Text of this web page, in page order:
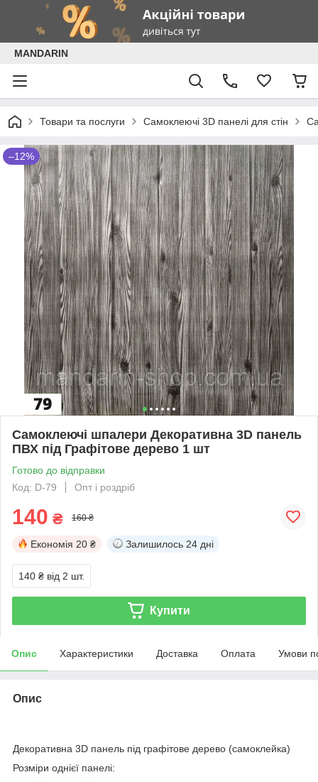
MANDARIN
Товари та послуги Самоклеючі 3D панелі для стін
–12%
Самоклеючі шпалери Декоративна 3D панель
ПВХ під Графітове дерево 1 шт
Готово до відправки
Код: D-79
Опт і роздріб
140 ₴ 160 ₴
Економія 20 ₴ Залишилось 24 дні
140 ₴ від 2 шт.
Купити
Опис Характеристики Доставка Оплата Умови
Опис
Декоративна 3D панель під графітове дерево (самоклейка)
Розміри однієї панелі: